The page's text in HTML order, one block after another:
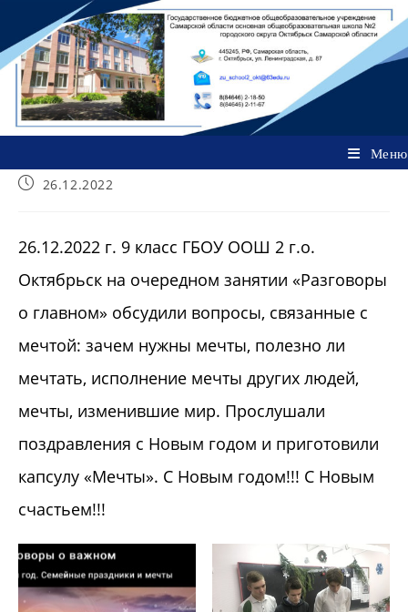
содержимому
Меню
Запись26.12.2022
26.12.2022 г. 9 класс ГБОУ ООШ 2 г.о.
Октябрьск на очередном занятии «Разговоры
о главном» обсудили вопросы, связанные с
мечтой: зачем нужны мечты, полезно ли
мечтать, исполнение мечты других людей,
мечты, изменившие мир. Прослушали
поздравления с Новым годом и приготовили
капсулу «Мечты». С Новым годом!!! С Новым
счастьем!!!